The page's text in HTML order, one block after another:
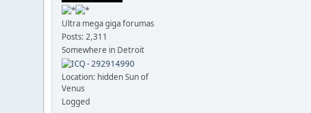
Ultra mega giga forumas
Posts: 2,311
Somewhere in Detroit
Location: hidden Sun of
Venus
Logged